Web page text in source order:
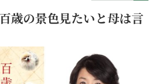
歳の景色見たいと母は言